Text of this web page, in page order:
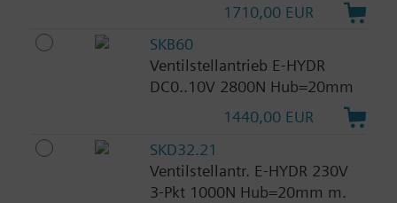
1710,00 EUR
SKB60
Ventilstellantrieb E-HYDR
DC0..10V 2800N Hub=20mm
1440,00 EUR
SKD32.21
Ventilstellantr. E-HYDR 230V
3-Pkt 1000N Hub=20mm m.